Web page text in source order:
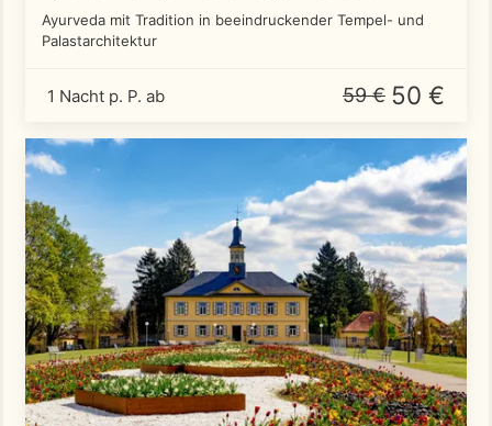
Ayurveda mit Tradition in beeindruckender Tempel- und
Palastarchitektur
1 Nacht p. P. ab 59 € 50 €